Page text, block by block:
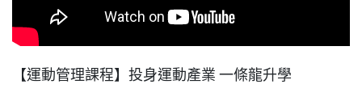
【運動管理課程】投身運動產業 一條龍升學